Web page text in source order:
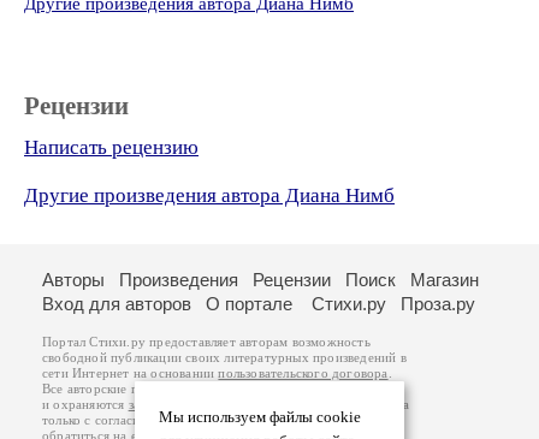
Рецензии
Написать рецензию
Другие произведения автора Диана Нимб
Мы используем файлы cookie
Авторы Произведения Рецензии Поиск
Магазин
Вход для авторов
О портале Стихи.ру Проза.ру
Портал Стихи.ру предоставляет авторам возможность
свободной публикации своих литературных произведений в
сети Интернет на основаниипользовательского договора
Все авторские права на произведения принадлежат авторам
и охраняются законом
. Перепечатка произведений возможна
только с согласия его автора, к которому вы можете
обратиться на его авторской странице. Ответственность за